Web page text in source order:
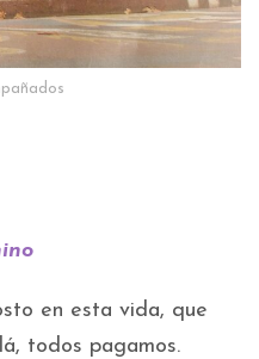
en esta vida, que
todos pagamos.